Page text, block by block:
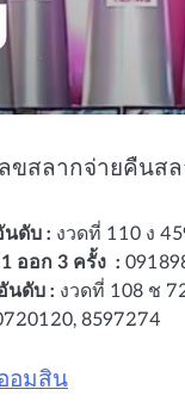
ขสลากจ่ายคืนส
นดับ : งวดที่ 110 ง
ออก 3 ครั้ง :
นดับ : งวดที่ 108 ช
8597274
อมสิน